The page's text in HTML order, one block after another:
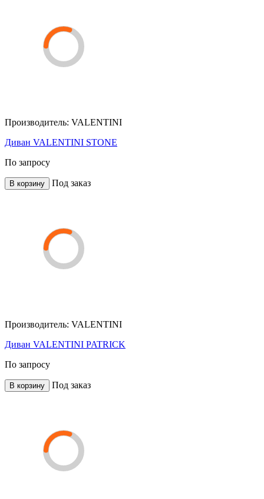
Производитель: VALENTINI
Диван VALENTINI STONE
По запросу
В корзину Под заказ
Производитель: VALENTINI
Диван VALENTINI PATRICK
По запросу
В корзину Под заказ